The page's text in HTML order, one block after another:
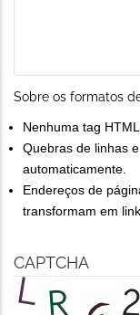
Sobre os formatos
Nenhuma tag
Quebras de linhas
automaticamente.
Endereços de
transformam em
CAPTCHA